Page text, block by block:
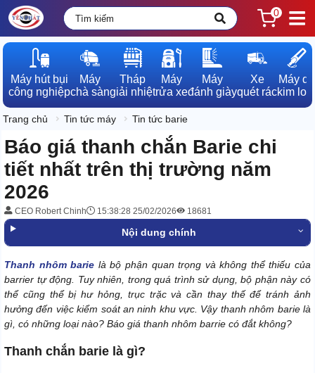
0
Máy hút bụi
công nghiệp
Máy
chà sàn
Tháp
giải nhiệt
Máy
rửa xe
Máy
đánh giày
Xe
quét rác
Máy dò
kim loại
Trang chủ Tin tức máy Tin tức barie
Báo giá thanh chắn Barie chi
tiết nhất trên thị trường năm
2026
CEO Robert Chinh 15:38:28 25/02/2026 18681
Nội dung chính
Thanh nhôm barie là bộ phận quan trọng và không thể thiếu của
barrier tự động. Tuy nhiên, trong quá trình sử dụng, bộ phận này có
thể cũng thể bị hư hỏng, trục trặc và cần thay thế để tránh ảnh
hưởng đến việc kiểm soát an ninh khu vực. Vậy thanh nhôm barie là
gì, có những loại nào? Báo giá thanh nhôm barrie có đắt không?
Thanh chắn barie là gì?